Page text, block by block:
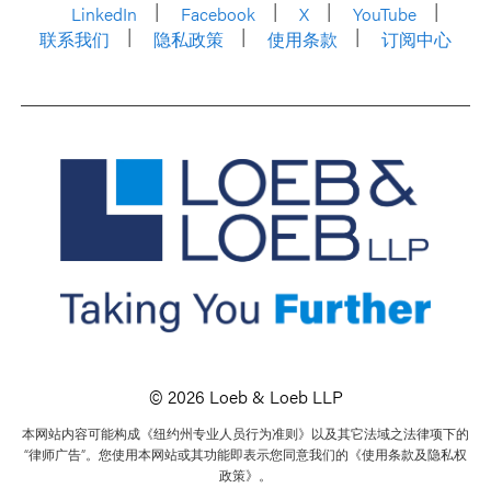
LinkedIn
Facebook X
YouTube
联系我们
隐私政策 使用条款 订阅中心
© 2026 Loeb & Loeb LLP
本网站内容可能构成《纽约州专业人员行为准则》以及其它法域之法律项下的
“律师广告”。您使用本网站或其功能即表示您同意我们的《使用条款及隐私权
政策》。